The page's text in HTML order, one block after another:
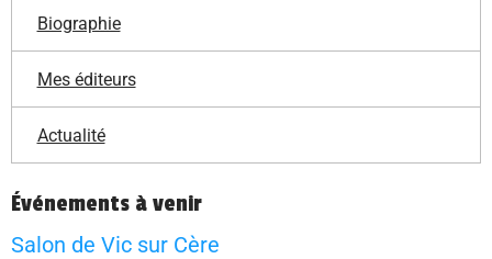
Biographie
Mes éditeurs
Actualité
Événements à venir
Salon de Vic sur Cère